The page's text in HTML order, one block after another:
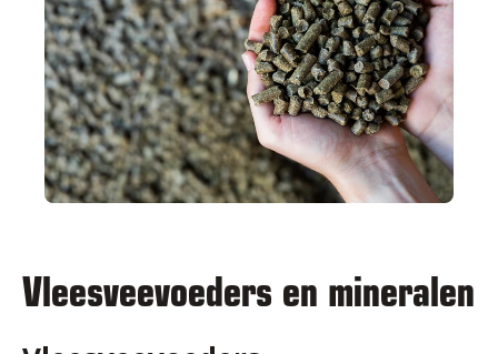
Vleesveevoeders en mineralen